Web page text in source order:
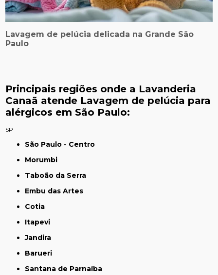
Lavagem de pelúcia delicada na Grande São
Paulo
Principais regiões onde a Lavanderia
Canaã atende Lavagem de pelúcia para
alérgicos em São Paulo:
SP
São Paulo - Centro
Morumbi
Taboão da Serra
Embu das Artes
Cotia
Itapevi
Jandira
Barueri
Santana de Parnaíba